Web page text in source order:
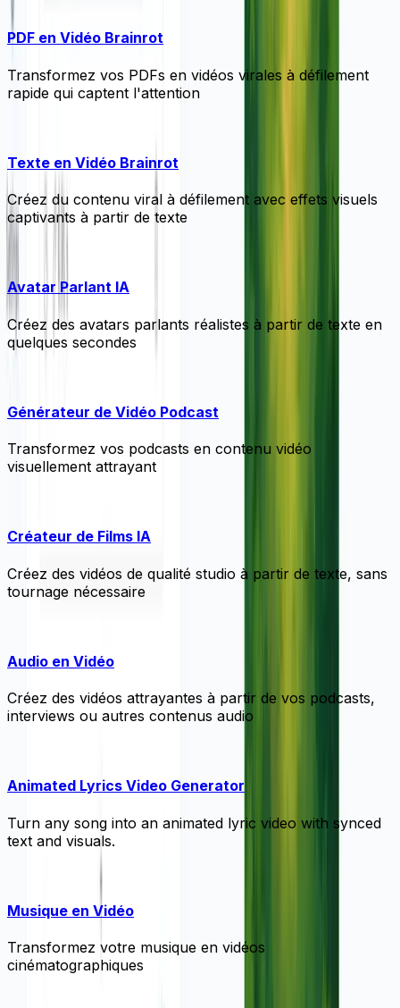
PDF en Vidéo Brainrot
Transformez vos PDFs en vidéos virales à défilement
rapide qui captent l'attention
Texte en Vidéo Brainrot
Créez du contenu viral à défilement avec effets visuels
captivants à partir de texte
Avatar Parlant IA
Créez des avatars parlants réalistes à partir de texte en
quelques secondes
Générateur de Vidéo Podcast
Transformez vos podcasts en contenu vidéo
visuellement attrayant
Créateur de Films IA
Créez des vidéos de qualité studio à partir de texte, sans
tournage nécessaire
Audio en Vidéo
Créez des vidéos attrayantes à partir de vos podcasts,
interviews ou autres contenus audio
Animated Lyrics Video Generator
Turn any song into an animated lyric video with synced
text and visuals.
Musique en Vidéo
Transformez votre musique en vidéos
cinématographiques